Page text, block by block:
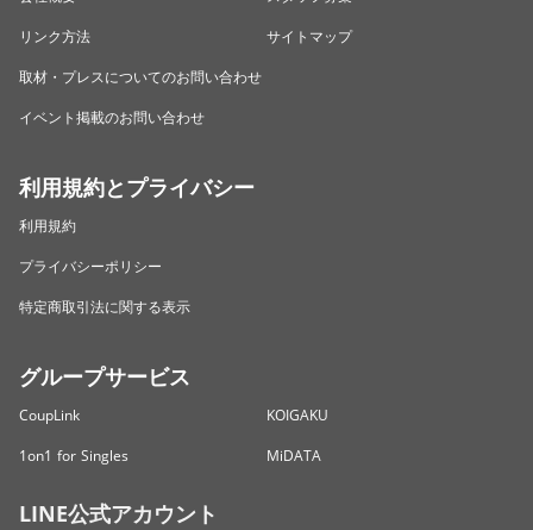
リンク方法
サイトマップ
取材・プレスについてのお問い合わせ
イベント掲載のお問い合わせ
利用規約とプライバシー
利用規約
プライバシーポリシー
特定商取引法に関する表示
グループサービス
CoupLink
KOIGAKU
1on1 for Singles
MiDATA
LINE公式アカウント